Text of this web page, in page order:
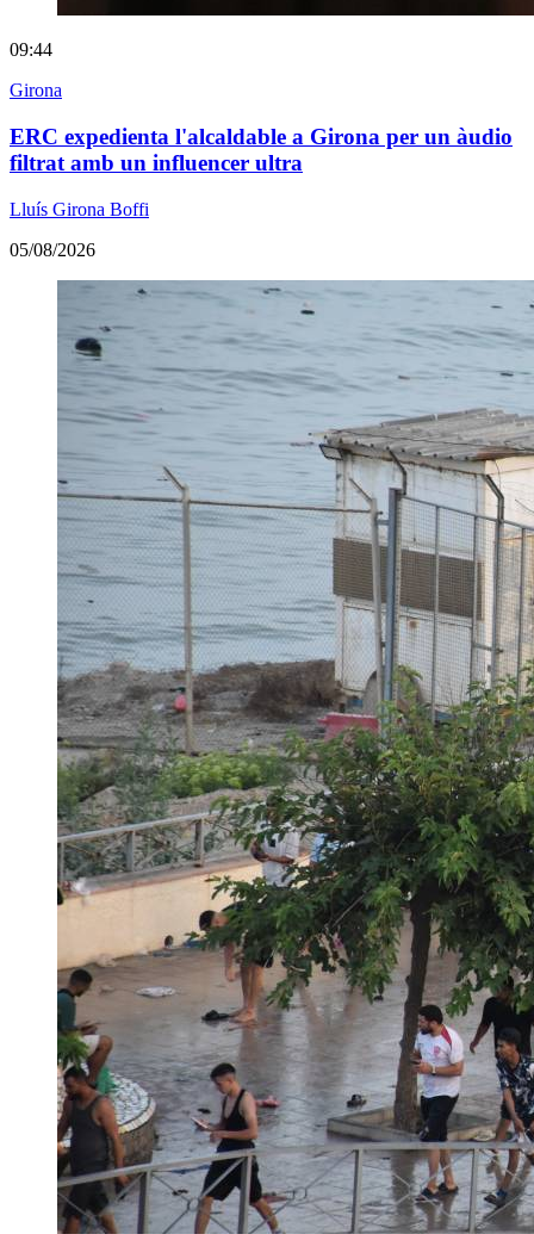
09:44
Girona
ERC expedienta l'alcaldable a Girona per un àudio
filtrat amb un influencer ultra
Lluís Girona Boffi
05/08/2026